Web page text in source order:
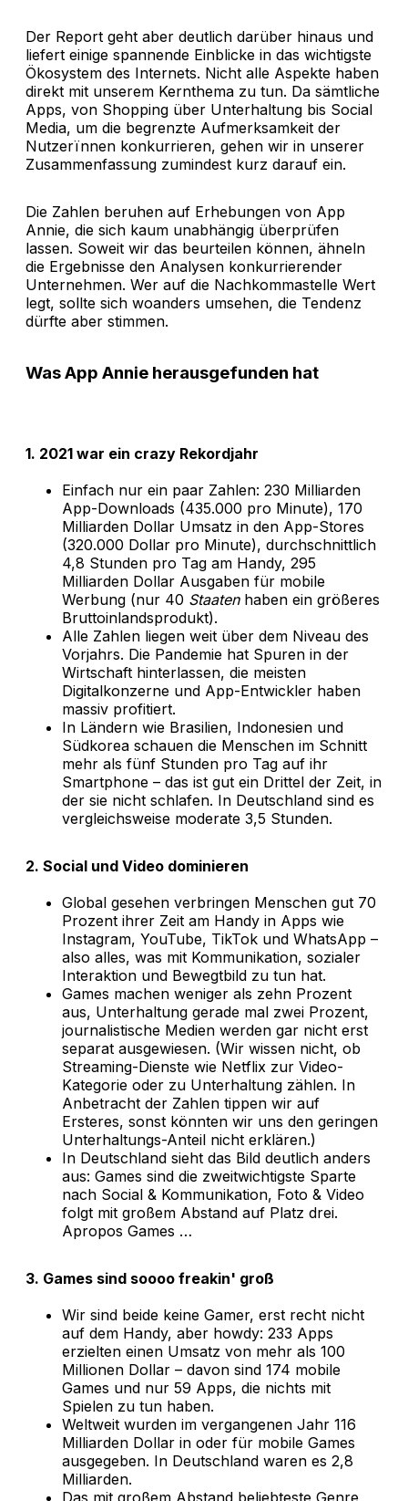
Der Report geht aber deutlich darüber hinaus und
liefert einige spannende Einblicke in das wichtigste
Ökosystem des Internets. Nicht alle Aspekte haben
direkt mit unserem Kernthema zu tun. Da sämtliche
Apps, von Shopping über Unterhaltung bis Social
Media, um die begrenzte Aufmerksamkeit der
Nutzerïnnen konkurrieren, gehen wir in unserer
Zusammenfassung zumindest kurz darauf ein.
Die Zahlen beruhen auf Erhebungen von App
Annie, die sich kaum unabhängig überprüfen
lassen. Soweit wir das beurteilen können, ähneln
die Ergebnisse den Analysen konkurrierender
Unternehmen. Wer auf die Nachkommastelle Wert
legt, sollte sich woanders umsehen, die Tendenz
dürfte aber stimmen.
Was App Annie herausgefunden hat
1. 2021 war ein crazy Rekordjahr
Einfach nur ein paar Zahlen: 230 Milliarden
App-Downloads (435.000 pro Minute), 170
Milliarden Dollar Umsatz in den App-Stores
(320.000 Dollar pro Minute), durchschnittlich
4,8 Stunden pro Tag am Handy, 295
Milliarden Dollar Ausgaben für mobile
Werbung (nur 40 Staatenhaben ein größeres
Bruttoinlandsprodukt).
Alle Zahlen liegen weit über dem Niveau des
Vorjahrs. Die Pandemie hat Spuren in der
Wirtschaft hinterlassen, die meisten
Digitalkonzerne und App-Entwickler haben
massiv profitiert.
In Ländern wie Brasilien, Indonesien und
Südkorea schauen die Menschen im Schnitt
mehr als fünf Stunden pro Tag auf ihr
Smartphone – das ist gut ein Drittel der Zeit, in
der sie nicht schlafen. In Deutschland sind es
vergleichsweise moderate 3,5 Stunden.
2. Social und Video dominieren
Global gesehen verbringen Menschen gut 70
Prozent ihrer Zeit am Handy in Apps wie
Instagram, YouTube, TikTok und WhatsApp –
also alles, was mit Kommunikation, sozialer
Interaktion und Bewegtbild zu tun hat.
Games machen weniger als zehn Prozent
aus, Unterhaltung gerade mal zwei Prozent,
journalistische Medien werden gar nicht erst
separat ausgewiesen. (Wir wissen nicht, ob
Streaming-Dienste wie Netflix zur Video-
Kategorie oder zu Unterhaltung zählen. In
Anbetracht der Zahlen tippen wir auf
Ersteres, sonst könnten wir uns den geringen
Unterhaltungs-Anteil nicht erklären.)
In Deutschland sieht das Bild deutlich anders
aus: Games sind die zweitwichtigste Sparte
nach Social & Kommunikation, Foto & Video
folgt mit großem Abstand auf Platz drei.
Apropos Games …
3. Games sind soooo freakin' groß
Wir sind beide keine Gamer, erst recht nicht
auf dem Handy, aber howdy: 233 Apps
erzielten einen Umsatz von mehr als 100
Millionen Dollar – davon sind 174 mobile
Games und nur 59 Apps, die nichts mit
Spielen zu tun haben.
Weltweit wurden im vergangenen Jahr 116
Milliarden Dollar in oder für mobile Games
ausgegeben. In Deutschland waren es 2,8
Milliarden.
Das mit großem Abstand beliebteste Genre